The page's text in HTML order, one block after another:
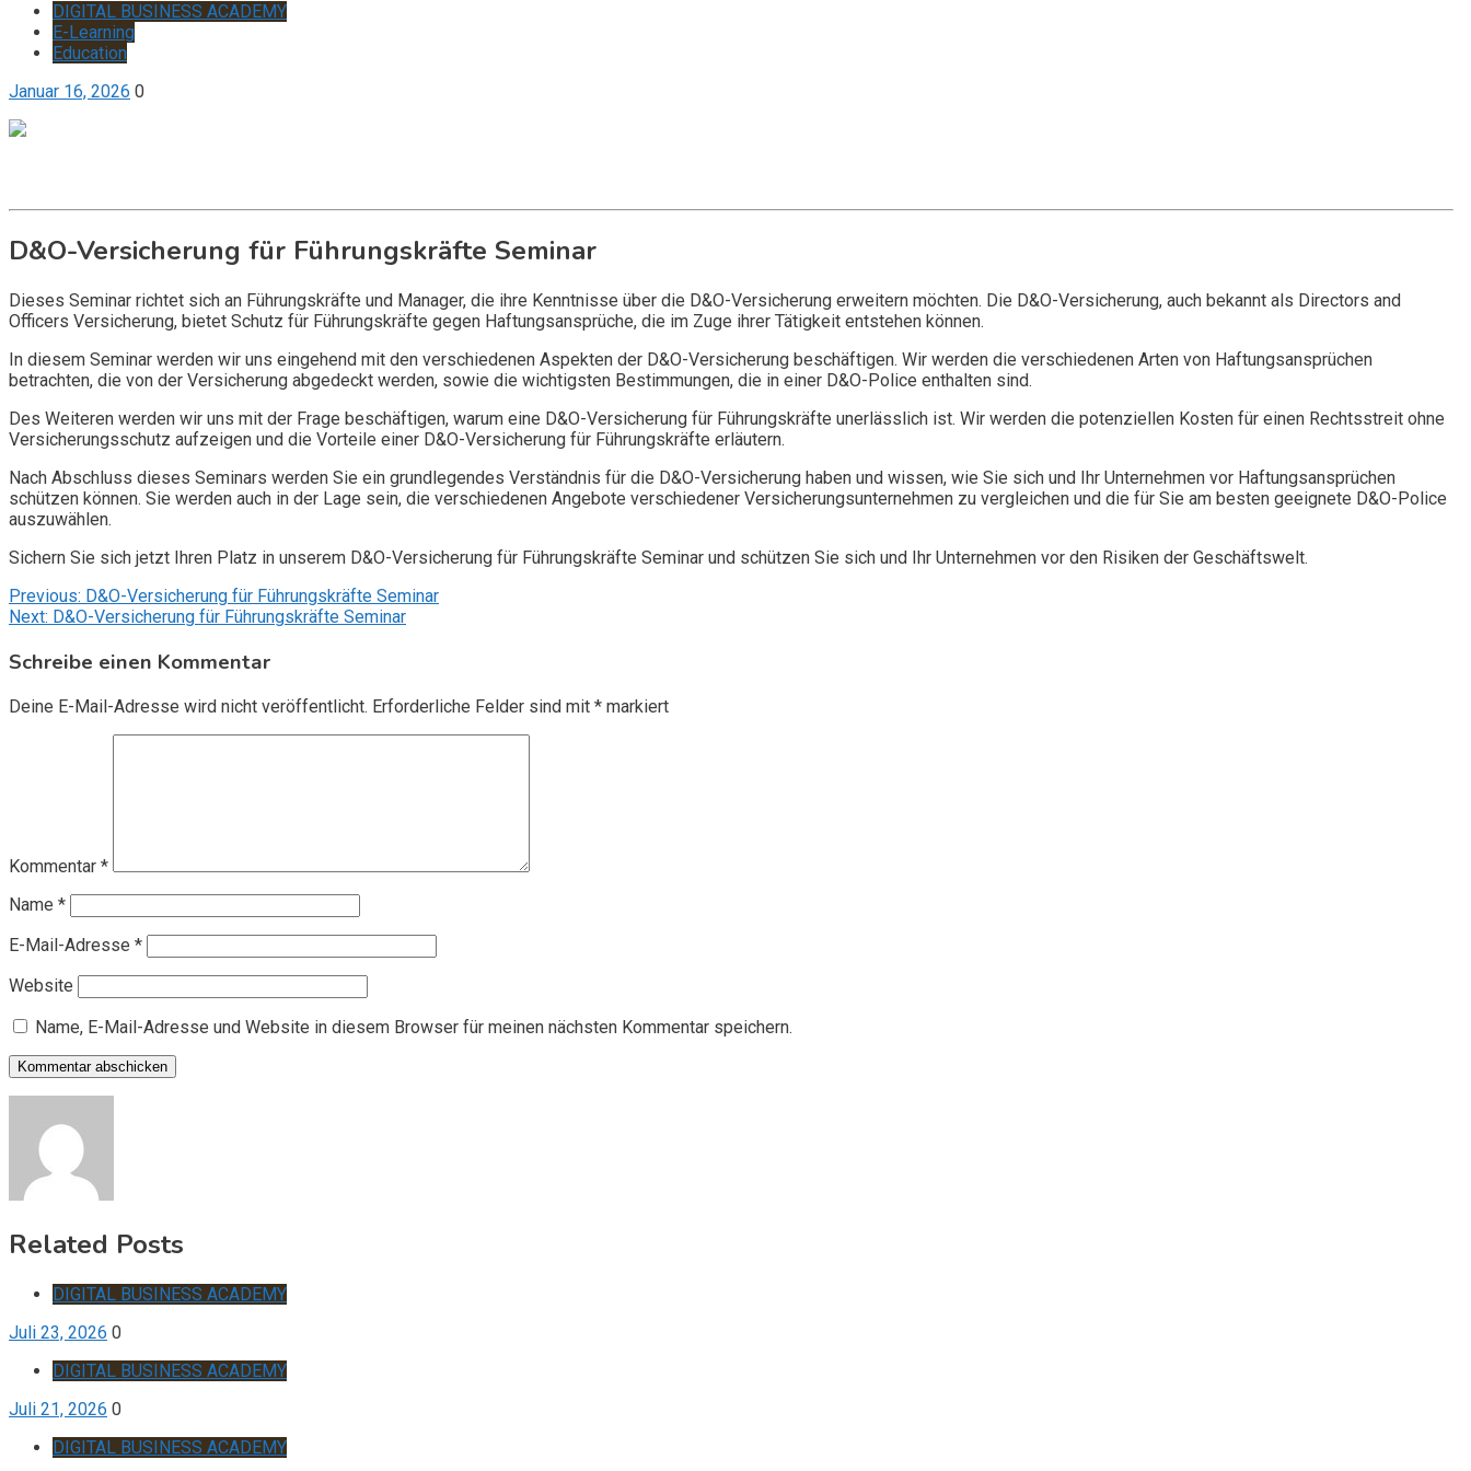
DIGITAL BUSINESS ACADEMY
E-Learning
Education
Januar 16, 2026 0
D&O-Versicherung für Führungskräfte Seminar
Dieses Seminar richtet sich an Führungskräfte und Manager, die ihre Kenntnisse über die D&O-Versicherung erweitern möchten. Die D&O-Versicherung, auch bekannt als Directors and
Officers Versicherung, bietet Schutz für Führungskräfte gegen Haftungsansprüche, die im Zuge ihrer Tätigkeit entstehen können.
In diesem Seminar werden wir uns eingehend mit den verschiedenen Aspekten der D&O-Versicherung beschäftigen. Wir werden die verschiedenen Arten von Haftungsansprüchen
betrachten, die von der Versicherung abgedeckt werden, sowie die wichtigsten Bestimmungen, die in einer D&O-Police enthalten sind.
Des Weiteren werden wir uns mit der Frage beschäftigen, warum eine D&O-Versicherung für Führungskräfte unerlässlich ist. Wir werden die potenziellen Kosten für einen Rechtsstreit ohne
Versicherungsschutz aufzeigen und die Vorteile einer D&O-Versicherung für Führungskräfte erläutern.
Nach Abschluss dieses Seminars werden Sie ein grundlegendes Verständnis für die D&O-Versicherung haben und wissen, wie Sie sich und Ihr Unternehmen vor Haftungsansprüchen
schützen können. Sie werden auch in der Lage sein, die verschiedenen Angebote verschiedener Versicherungsunternehmen zu vergleichen und die für Sie am besten geeignete D&O-Police
auszuwählen.
Sichern Sie sich jetzt Ihren Platz in unserem D&O-Versicherung für Führungskräfte Seminar und schützen Sie sich und Ihr Unternehmen vor den Risiken der Geschäftswelt.
Beitragsnavigation
Previous: D&O-Versicherung für Führungskräfte Seminar
Next: D&O-Versicherung für Führungskräfte Seminar
Schreibe einen Kommentar
Deine E-Mail-Adresse wird nicht veröffentlicht. Erforderliche Felder sind mit * markiert
Kommentar *
Name *
E-Mail-Adresse *
Website
Name, E-Mail-Adresse und Website in diesem Browser für meinen nächsten Kommentar speichern.
Related Posts
DIGITAL BUSINESS ACADEMY
Juli 23, 2026 0
DIGITAL BUSINESS ACADEMY
Juli 21, 2026 0
DIGITAL BUSINESS ACADEMY